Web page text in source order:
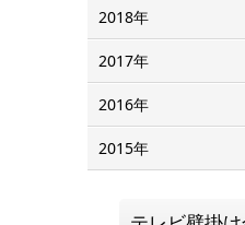
2018年
2017年
2016年
2015年